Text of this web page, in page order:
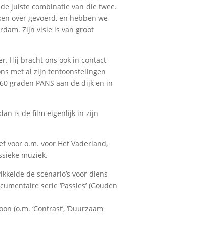
juiste combinatie van die twee.
over gevoerd, en hebben we
Zijn visie is van groot
Hij bracht ons ook in contact
met al zijn tentoonstelingen
graden PANS aan de dijk en in
is de film eigenlijk in zijn
voor o.m. voor Het Vaderland,
muziek.
de scenario’s voor diens
serie ‘Passies’ (Gouden
(o.m. ‘Contrast’, ‘Duurzaam